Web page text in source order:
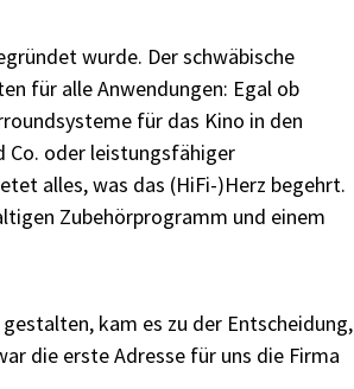
wurde. Der schwäbische
für alle Anwendungen: Egal ob
für das Kino in den
Co. oder leistungsfähiger
alles, was das (HiFi-)Herz begehrt.
Zubehörprogramm und einem
kam es zu der Entscheidung,
die erste Adresse für uns die Firma